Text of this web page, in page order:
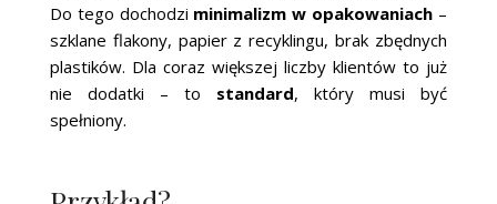
Do tego dochodzi minimalizm w opakowaniach–
szklane flakony, papier z recyklingu, brak zbędnych
plastików. Dla coraz większej liczby klientów to już
nie dodatki – to standard, który musi być
spełniony.